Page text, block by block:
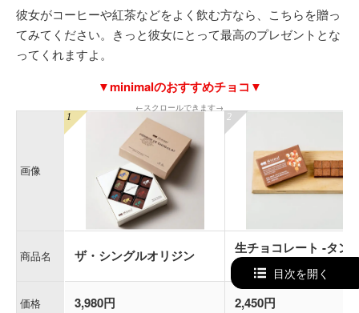
彼女がコーヒーや紅茶などをよく飲む方なら、こちらを贈っ
てみてください。きっと彼女にとって最高のプレゼントとな
ってくれますよ。
▼minimalのおすすめチョコ▼
←スクロールできます→
画像
商品名 ザ・シングルオリジン
生チョコレート -タン
ア-
価格 3,980円 2,450円
目次を開く